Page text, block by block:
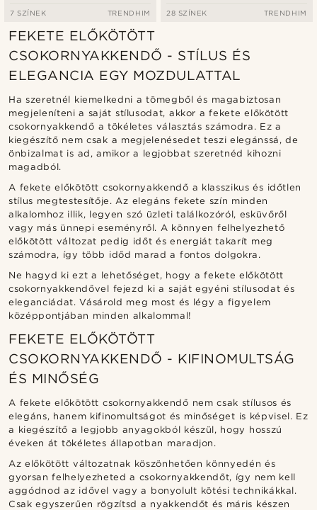
7 SZÍNEK TRENDHIM 28 SZÍNEK TRENDHIM
FEKETE ELŐKÖTÖTT
CSOKORNYAKKENDŐ - STÍLUS ÉS
ELEGANCIA EGY MOZDULATTAL
Ha szeretnél kiemelkedni a tömegből és magabiztosan
megjeleníteni a saját stílusodat, akkor a fekete előkötött
csokornyakkendő a tökéletes választás számodra. Ez a
kiegészítő nem csak a megjelenésedet teszi elegánssá, de
önbizalmat is ad, amikor a legjobbat szeretnéd kihozni
magadból.
A fekete előkötött csokornyakkendő a klasszikus és időtlen
stílus megtestesítője. Az elegáns fekete szín minden
alkalomhoz illik, legyen szó üzleti találkozóról, esküvőről
vagy más ünnepi eseményről. A könnyen felhelyezhető
előkötött változat pedig időt és energiát takarít meg
számodra, így több időd marad a fontos dolgokra.
Ne hagyd ki ezt a lehetőséget, hogy a fekete előkötött
csokornyakkendővel fejezd ki a saját egyéni stílusodat és
eleganciádat. Vásárold meg most és légy a figyelem
középpontjában minden alkalommal!
FEKETE ELŐKÖTÖTT
CSOKORNYAKKENDŐ - KIFINOMULTSÁG
ÉS MINŐSÉG
A fekete előkötött csokornyakkendő nem csak stílusos és
elegáns, hanem kifinomultságot és minőséget is képvisel. Ez
a kiegészítő a legjobb anyagokból készül, hogy hosszú
éveken át tökéletes állapotban maradjon.
Az előkötött változatnak köszönhetően könnyedén és
gyorsan felhelyezheted a csokornyakkendőt, így nem kell
aggódnod az idővel vagy a bonyolult kötési technikákkal.
Csak egyszerűen rögzítsd a nyakkendőt és máris készen